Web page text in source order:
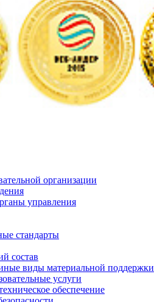
организации
управления
стандарты
состав
виды материальной поддержки
услуги
обеспечение